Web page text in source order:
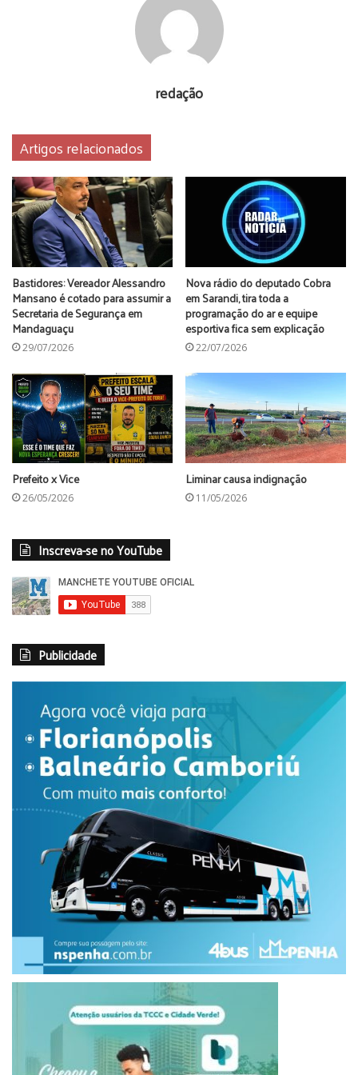
prefeitura de mandaguari
redação
Artigos relacionados
Bastidores: Vereador Alessandro
Mansano é cotado para assumir a
Secretaria de Segurança em
Mandaguaçu
29/07/2026
Nova rádio do deputado Cobra
em Sarandi, tira toda a
programação do ar e equipe
esportiva fica sem explicação
22/07/2026
Prefeito x Vice
26/05/2026
Liminar causa indignação
11/05/2026
Inscreva-se no YouTube
Publicidade